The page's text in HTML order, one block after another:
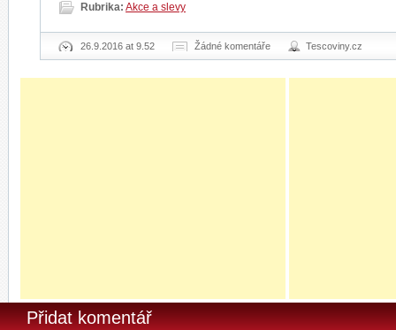
Rubrika: Akce a slevy
26.9.2016 at 9.52 Žádné komentáře Tescoviny.cz
Přidat komentář